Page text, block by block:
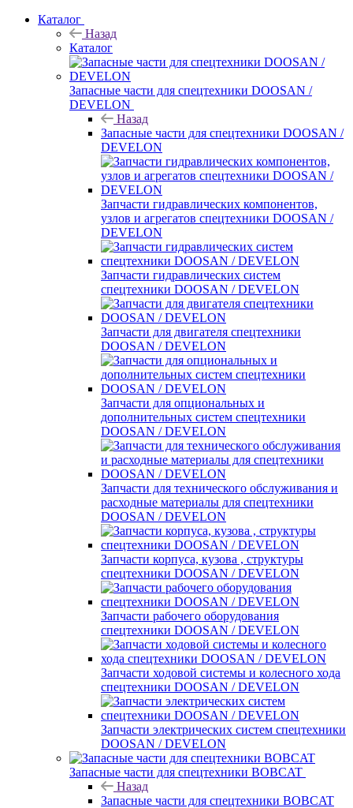
Каталог
Назад
Каталог
Запасные части для спецтехники DOOSAN /
DEVELON
Назад
Запасные части для спецтехники DOOSAN /
DEVELON
Запчасти гидравлических компонентов,
узлов и агрегатов спецтехники DOOSAN /
DEVELON
Запчасти гидравлических систем
спецтехники DOOSAN / DEVELON
Запчасти для двигателя спецтехники
DOOSAN / DEVELON
Запчасти для опциональных и
дополнительных систем спецтехники
DOOSAN / DEVELON
Запчасти для технического обслуживания и
расходные материалы для спецтехники
DOOSAN / DEVELON
Запчасти корпуса, кузова , структуры
спецтехники DOOSAN / DEVELON
Запчасти рабочего оборудования
спецтехники DOOSAN / DEVELON
Запчасти ходовой системы и колесного хода
спецтехники DOOSAN / DEVELON
Запчасти электрических систем спецтехники
DOOSAN / DEVELON
Запасные части для спецтехники BOBCAT
Назад
Запасные части для спецтехники BOBCAT